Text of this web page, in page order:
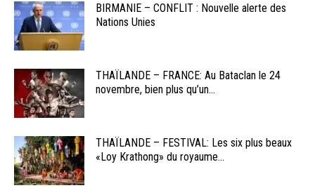
BIRMANIE – CONFLIT : Nouvelle alerte des
Nations Unies
THAÏLANDE – FRANCE: Au Bataclan le 24
novembre, bien plus qu’un...
THAÏLANDE – FESTIVAL: Les six plus beaux
«Loy Krathong» du royaume...